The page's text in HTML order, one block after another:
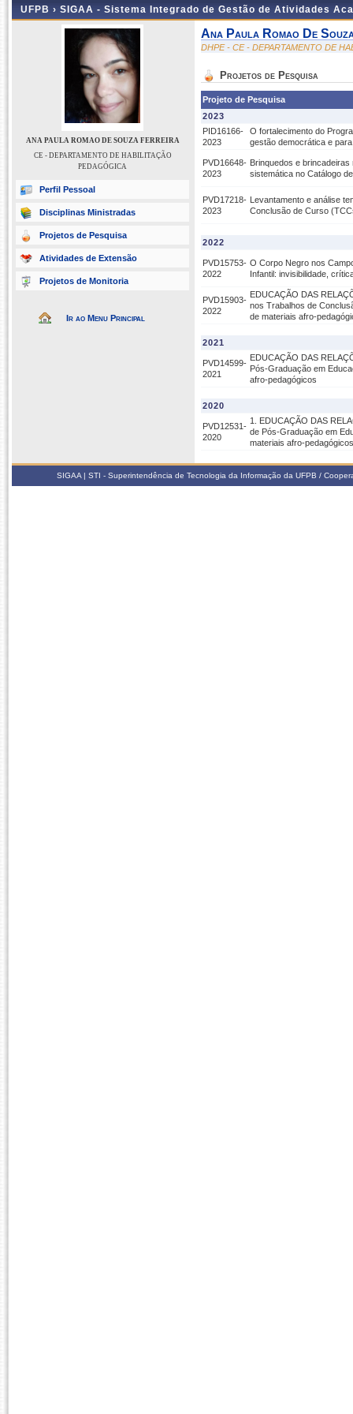
UFPB › SIGAA - Sistema Integrado de Gestão de Atividades
ANA PAULA ROMAO DE SOUZA FERREIRA
CE - DEPARTAMENTO DE HABILITAÇÃO
PEDAGÓGICA
Perfil Pessoal
Disciplinas Ministradas
Projetos de Pesquisa
Atividades de Extensão
Projetos de Monitoria
Ir ao Menu Principal
Ana Paula Romao De
DHPE - CE - DEPARTAMENTO DE
Projetos de Pesquisa
Projeto de Pesquisa
2023
PID16166-
2023
O fortalecimento do
gestão democrática e
PVD16648-
2023
Brinquedos e
sistemática no Catálogo
PVD17218-
2023
Levantamento e análise
Conclusão de Curso
2022
PVD15753-
2022
O Corpo Negro nos
Infantil: invisibilidade,
PVD15903-
2022
EDUCAÇÃO DAS
nos Trabalhos de
de materiais afro-
2021
PVD14599-
2021
EDUCAÇÃO DAS
Pós-Graduação em
afro-pedagógicos
2020
PVD12531-
2020
1. EDUCAÇÃO DAS
de Pós-Graduação em
materiais afro-pedagógicos
SIGAA | STI - Superintendência de Tecnologia da Informação da UFPB /